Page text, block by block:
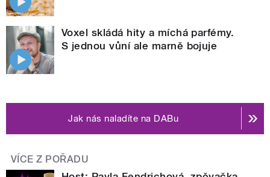
Voxel skládá hity a míchá parfémy.
S jednou vůní ale marně bojuje
Jak nás naladíte na DABu
VÍCE Z POŘADU